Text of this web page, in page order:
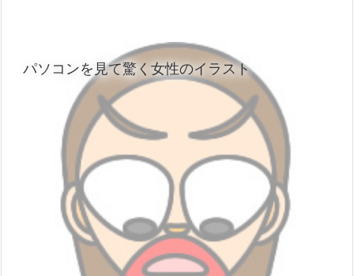
パソコンを見て驚く女性のイラスト